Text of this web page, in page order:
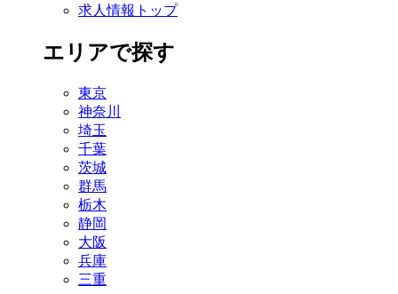
求人情報トップ
エリアで探す
東京
神奈川
埼玉
千葉
茨城
群馬
栃木
静岡
大阪
兵庫
三重